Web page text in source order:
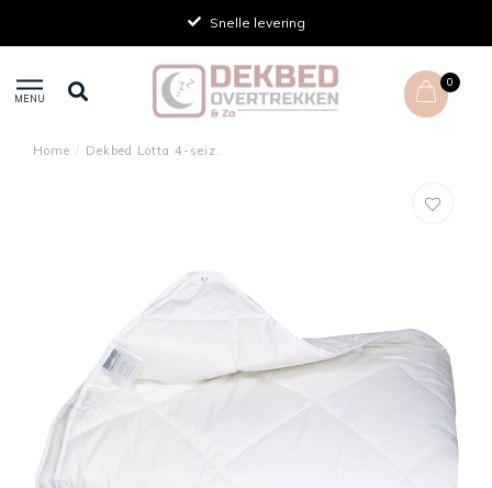
Snelle levering
MENU
0
Home / Dekbed Lotta 4-seiz.